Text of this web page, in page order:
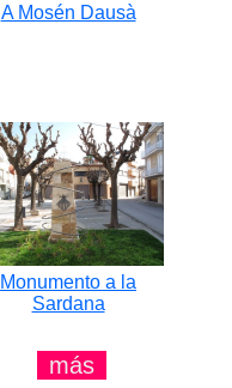
A Mosén Dausà
Monumento a la
Sardana
más